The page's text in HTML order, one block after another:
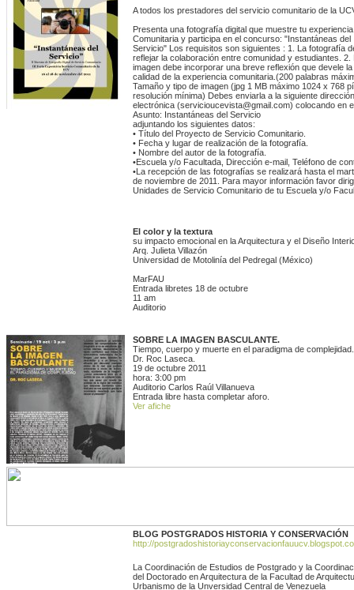
A todos los prestadores del servicio comunitario de la
Presenta una fotografía digital que muestre tu experiencia
Comunitaria y participa en el concurso: "Instantáneas del
Servicio" Los requisitos son siguientes : 1. La fotografía
reflejar la colaboración entre comunidad y estudiantes. 2.
imagen debe incorporar una breve reflexión que devele la
calidad de la experiencia comunitaria.(200 palabras
Tamaño y tipo de imagen (jpg 1 MB máximo 1024 x 768
resolución mínima) Debes enviarla a la siguiente dirección
electrónica (servicioucevista@gmail.com) colocando en
Asunto: Instantáneas del Servicio
adjuntando los siguientes datos:
• Título del Proyecto de Servicio Comunitario.
• Fecha y lugar de realización de la fotografía.
• Nombre del autor de la fotografía.
•Escuela y/o Facultada, Dirección e-mail, Teléfono de
•La recepción de las fotografías se realizará hasta el
de noviembre de 2011. Para mayor información favor
Unidades de Servicio Comunitario de tu Escuela y/o
El color y la textura
su impacto emocional en la Arquitectura y el Diseño
Arq. Julieta Villazón
Universidad de Motolinía del Pedregal (México)
MarFAU
Entrada libretes 18 de octubre
11 am
Auditorio
SOBRE LA IMAGEN BASCULANTE.
Tiempo, cuerpo y muerte en el paradigma de complejidad.
Dr. Roc Laseca.
19 de octubre 2011
hora: 3:00 pm
Auditorio Carlos Raúl Villanueva
Entrada libre hasta completar aforo.
Ver afiche
BLOG POSTGRADOS HISTORIA Y CONSERVACIÓN
http://
La Coordinación de Estudios de Postgrado y la
del Doctorado en Arquitectura de la Facultad de
Urbanismo de la Unversidad Central de Venezuela